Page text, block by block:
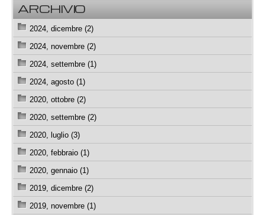
ARCHIVIO
2024, dicembre (2)
2024, novembre (2)
2024, settembre (1)
2024, agosto (1)
2020, ottobre (2)
2020, settembre (2)
2020, luglio (3)
2020, febbraio (1)
2020, gennaio (1)
2019, dicembre (2)
2019, novembre (1)